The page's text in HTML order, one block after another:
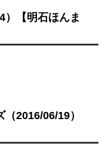
【明石ほんま
（2016/06/19）